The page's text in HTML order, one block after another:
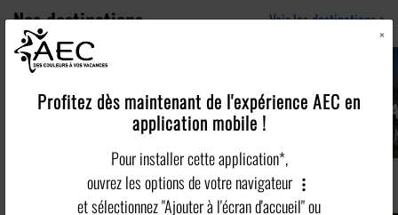
Nos destinations Voir les destinations >
SAMOËNS
SAINT-JEAN
DE SIXT
Haute-Savoie
Nos séjours à thème Voir les séjours >
×
Profitez dès maintenant de l'expérience AEC en
application mobile !
Pour installer cette application*,
ouvrez les options de votre navigateur
et sélectionnez "Ajouter à l'écran d'accueil" ou